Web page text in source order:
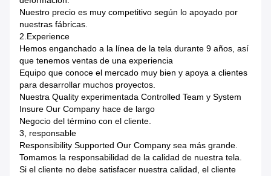
Nuestro precio es muy competitivo según lo apoyado por
nuestras fábricas.
2.Experience
Hemos enganchado a la línea de la tela durante 9 años, así
que tenemos ventas de una experiencia
Equipo que conoce el mercado muy bien y apoya a clientes
para desarrollar muchos proyectos.
Nuestra Quality experimentada Controlled Team y System
Insure Our Company hace de largo
Negocio del término con el cliente.
3, responsable
Responsibility Supported Our Company sea más grande.
Tomamos la responsabilidad de la calidad de nuestra tela.
Si el cliente no debe satisfacer nuestra calidad, el cliente